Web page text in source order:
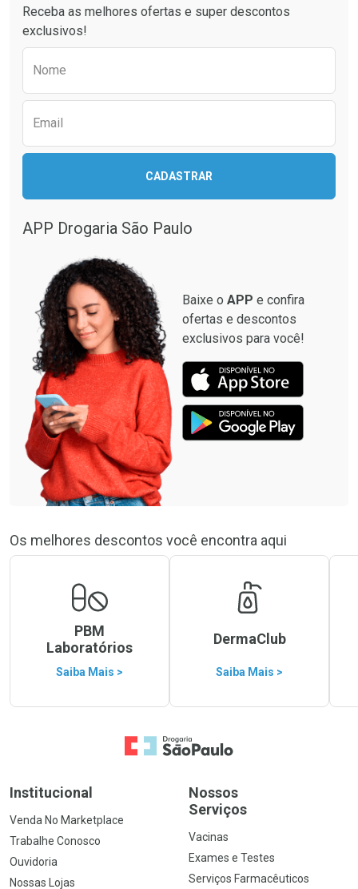
Receba as melhores ofertas e super descontos
exclusivos!
Nome
Email
CADASTRAR
APP Drogaria São Paulo
Baixe o APP e confira
ofertas e descontos
exclusivos para você!
Os melhores descontos você encontra aqui
PBM
Laboratórios
Saiba Mais >
DermaClub
Saiba Mais >
Ir para a Home
Institucional
Venda No Marketplace
Trabalhe Conosco
Ouvidoria
Nossas Lojas
Nossos
Serviços
Vacinas
Exames e Testes
Serviços Farmacêuticos